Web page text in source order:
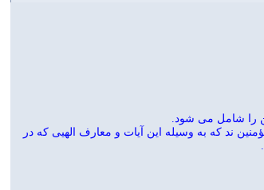
را شامل مى شود.
ند كه به وسيله اين آيات و معارف الهيى كه در